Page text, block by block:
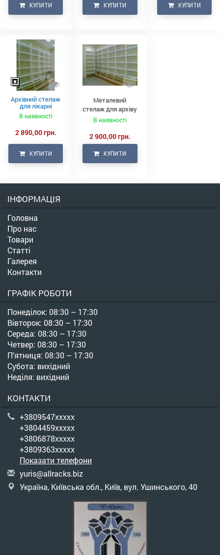
КУПИТИ КУПИТИ КУПИТИ
Архівний стелаж
для лікарні
В наявності
2 890,00 грн.
КУПИТИ
Металевий
стелаж для архіву
В наявності
2 900,00 грн.
КУПИТИ
ІНФОРМАЦІЯ
Головна
Про нас
Товари
Статті
Галерея
Контакти
ГРАФІК РОБОТИ
Понеділок: 08:30 – 17:30
Вівторок: 08:30 – 17:30
Середа: 08:30 – 17:30
Четвер: 08:30 – 17:30
П’ятниця: 08:30 – 17:30
Субота: вихідний
Неділя: вихідний
КОНТАКТИ
+3809547xxxxx
+3804459xxxxx
+3806878xxxxx
+3809363xxxxx
Показати телефони
yuris@allracks.biz
Україна, Київська обл., Київ, вул. Ушинського, 40